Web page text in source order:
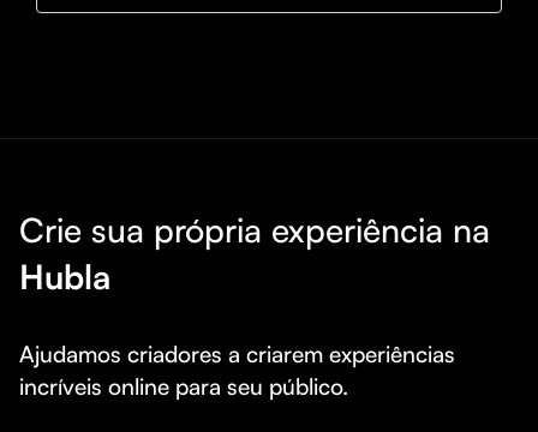
Crie sua própria experiência na
Hubla
Ajudamos criadores a criarem experiências
incríveis online para seu público.